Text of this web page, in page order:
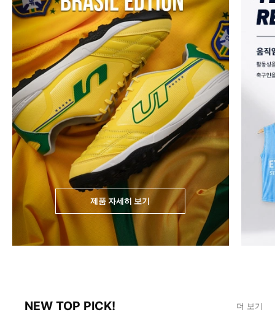
제품 자세히 보기
NEW TOP PICK! 더 보기